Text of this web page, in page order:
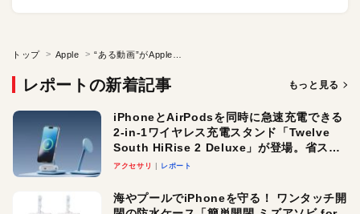
トップ Apple
レポートの新着記事 もっと見る
iPhoneとAirPodsを同時に急速充電できる
2-in-1ワイヤレス充電スタンド「Twelve
South HiRise 2 Deluxe」が登場。省スペ
ースでおしゃれに充電したい人にオスス
アクセサリ レポート
海やプールでiPhoneを守る！ ワンタッチ開